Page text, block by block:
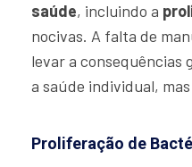
saúde, incluindo a
nocivas. A falta de
levar a consequências
a saúde individual,
Proliferação de